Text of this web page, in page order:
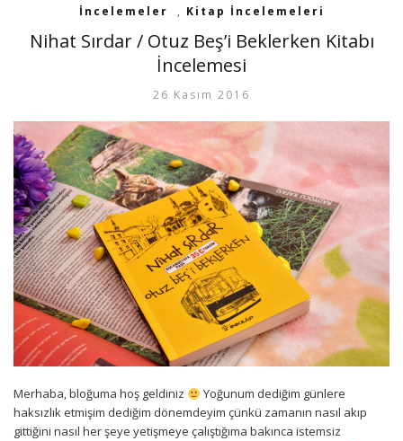
İncelemeler , Kitap İncelemeleri
Nihat Sırdar / Otuz Beş’i Beklerken Kitabı
İncelemesi
26 Kasım 2016
Merhaba, bloğuma hoş geldiniz
Yoğunum dediğim günlere
haksızlık etmişim dediğim dönemdeyim çünkü zamanın nasıl akıp
gittiğini nasıl her şeye yetişmeye çalıştığıma bakınca istemsiz